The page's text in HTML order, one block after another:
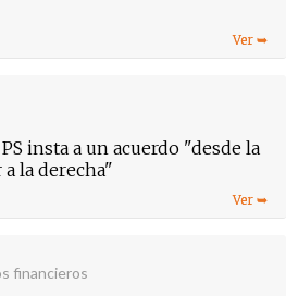
insta a un acuerdo "desde la
a la derecha"
financieros